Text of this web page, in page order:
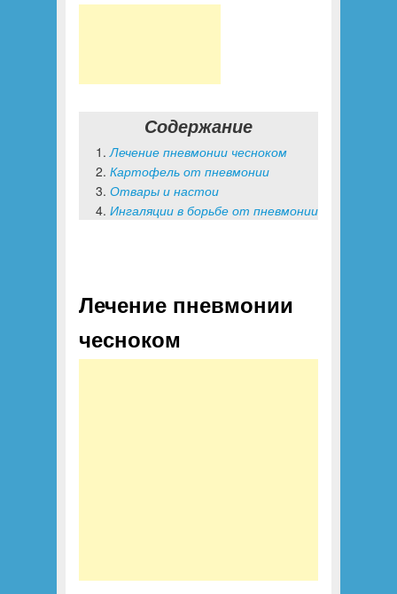
Содержание
Лечение пневмонии чесноком
Картофель от пневмонии
Отвары и настои
Ингаляции в борьбе от пневмонии
Лечение пневмонии
чесноком